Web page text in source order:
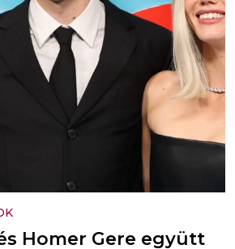
Homer Gere együtt